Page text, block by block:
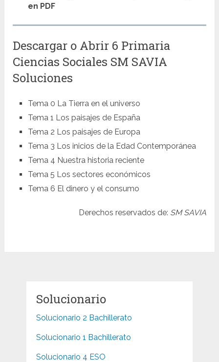
en PDF
Descargar o Abrir 6 Primaria
Ciencias Sociales SM SAVIA
Soluciones
Tema 0 La Tierra en el universo
Tema 1 Los paisajes de España
Tema 2 Los paisajes de Europa
Tema 3 Los inicios de la Edad Contemporánea
Tema 4 Nuestra historia reciente
Tema 5 Los sectores económicos
Tema 6 El dinero y el consumo
Derechos reservados de: SM SAVIA
Solucionario
Solucionario 2 Bachillerato
Solucionario 1 Bachillerato
Solucionario 4 ESO